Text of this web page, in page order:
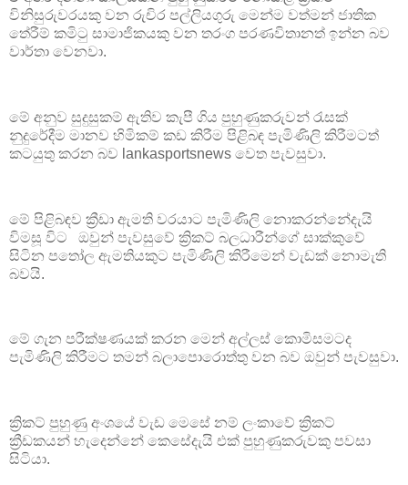
විනිසුරුවරයකු වන රුචිර පල්ලියගුරු මෙන්ම වත්මන් ජාතික
තේරීම් කමිටු සාමාජිකයකු වන තරංග පරණවිතානත් ඉන්න බව
වාර්තා වෙනවා.
මේ අනුව සුදුසුකම් ඇතිව කැපී ගිය පුහුණුකරුවන් රැසක්
නුදුරේදීම මානව හිමිකම් කඩ කිරීම පිළිබඳ පැමිණිලි කිරීමටත්
කටයුතු කරන බව lankasportsnews වෙත පැවසුවා.
මේ පිළිබඳව ක්‍රීඩා ඇමති වරයාට පැමිණිලි නොකරන්නේදැයි
විමසූ විට ඔවුන් පැවසුවේ ක්‍රිකට් බලධාරීන්ගේ සාක්කුවේ
සිටින පතෝල ඇමතියකුට පැමිණිලි කිරීමෙන් වැඩක් නොමැති
බවයි.
මේ ගැන පරීක්ෂණයක් කරන මෙන් අල්ලස් කොමිසමටද
පැමිණිලි කිරීමට තමන් බලාපොරොත්තු වන බව ඔවුන් පැවසුවා.
ක්‍රිකට් පුහුණු අංශයේ වැඩ මෙසේ නම් ලංකාවේ ක්‍රිකට්
ක්‍රීඩකයන් හැදෙන්නේ කෙසේදැයි එක් පුහුණුකරුවකු පවසා
සිටියා.